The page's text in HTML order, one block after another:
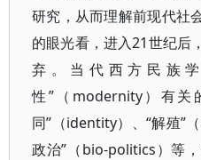
研究，从而理解前现代社
的眼光看，进入21世纪后
弃。当代西方民族
性”（modernity）有关
同”（identity）、“解殖”
政治”（bio-politics）等